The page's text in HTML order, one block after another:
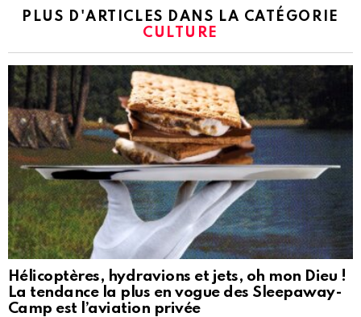
PLUS D'ARTICLES DANS LA CATÉGORIE
CULTURE
Hélicoptères, hydravions et jets, oh mon Dieu !
La tendance la plus en vogue des Sleepaway-
Camp est l’aviation privée